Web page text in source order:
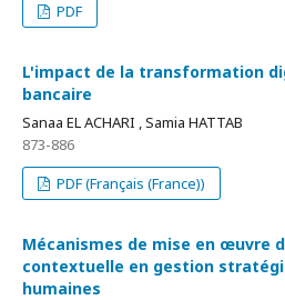
PDF
L'impact de la transformation
bancaire
Sanaa EL ACHARI , Samia HATTAB
873-886
PDF (Français (France))
Mécanismes de mise en œuvre
contextuelle en gestion
humaines